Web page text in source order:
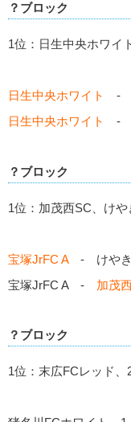
？ブロック
1位：日生中央ホワイ
日生中央ホワイト
-
日生中央ホワイト
-
？ブロック
1位：加茂西SC、け
宝塚JrFC A- けやき
宝塚JrFC A - 加茂
？ブロック
1位：末広FCレッド、